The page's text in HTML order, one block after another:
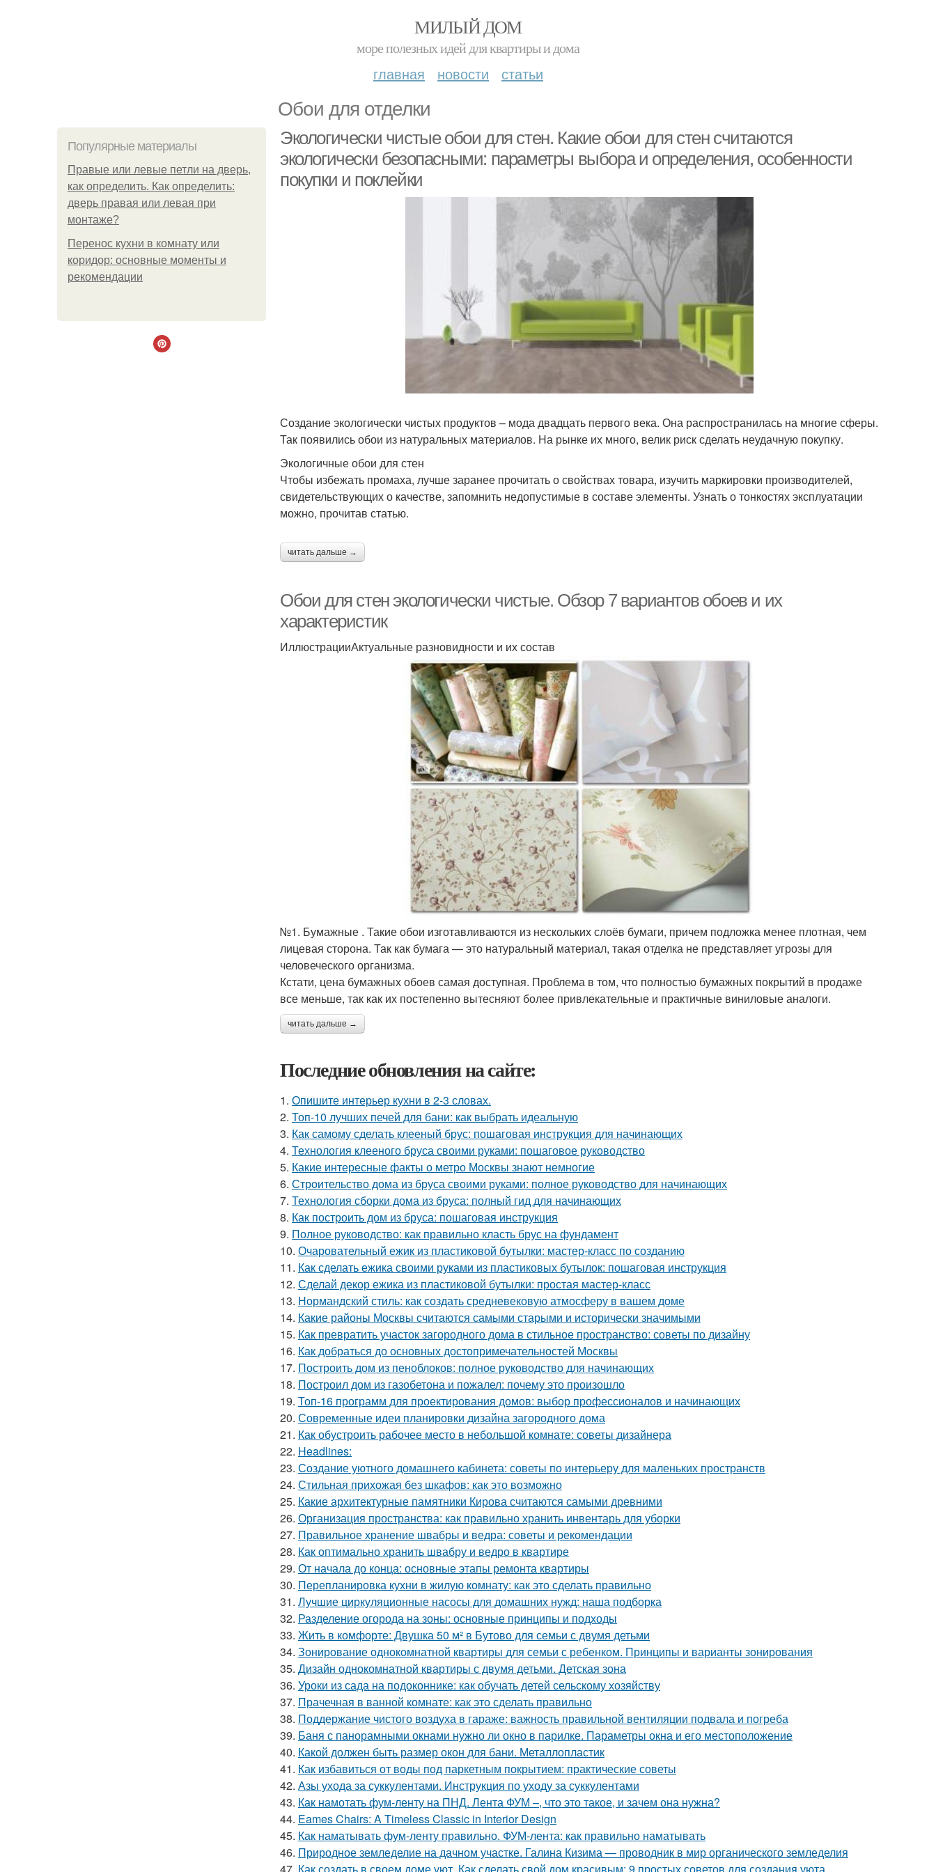
МИЛЫЙ ДОМ
море полезных идей для квартиры и дома
главная новости статьи
Обои для отделки
Популярные материалы
Правые или левые петли на дверь,
как определить. Как определить:
дверь правая или левая при
монтаже?
Перенос кухни в комнату или
коридор: основные моменты и
рекомендации
Экологически чистые обои для стен. Какие обои для стен считаются
экологически безопасными: параметры выбора и определения, особенности
покупки и поклейки
Создание экологически чистых продуктов – мода двадцать первого века. Она распространилась на многие сферы.
Так появились обои из натуральных материалов. На рынке их много, велик риск сделать неудачную покупку.
Экологичные обои для стен
Чтобы избежать промаха, лучше заранее прочитать о свойствах товара, изучить маркировки производителей,
свидетельствующих о качестве, запомнить недопустимые в составе элементы. Узнать о тонкостях эксплуатации
можно, прочитав статью.
читать дальше →
Обои для стен экологически чистые. Обзор 7 вариантов обоев и их
характеристик
ИллюстрацииАктуальные разновидности и их состав
№1. Бумажные . Такие обои изготавливаются из нескольких слоёв бумаги, причем подложка менее плотная, чем
лицевая сторона. Так как бумага — это натуральный материал, такая отделка не представляет угрозы для
человеческого организма.
Кстати, цена бумажных обоев самая доступная. Проблема в том, что полностью бумажных покрытий в продаже
все меньше, так как их постепенно вытесняют более привлекательные и практичные виниловые аналоги.
читать дальше →
Последние обновления на сайте:
1. Опишите интерьер кухни в 2-3 словах.
2. Топ-10 лучших печей для бани: как выбрать идеальную
3. Как самому сделать клееный брус: пошаговая инструкция для начинающих
4. Технология клееного бруса своими руками: пошаговое руководство
5. Какие интересные факты о метро Москвы знают немногие
6. Строительство дома из бруса своими руками: полное руководство для начинающих
7. Технология сборки дома из бруса: полный гид для начинающих
8. Как построить дом из бруса: пошаговая инструкция
9. Полное руководство: как правильно класть брус на фундамент
10. Очаровательный ежик из пластиковой бутылки: мастер-класс по созданию
11. Как сделать ежика своими руками из пластиковых бутылок: пошаговая инструкция
12. Сделай декор ежика из пластиковой бутылки: простая мастер-класс
13. Нормандский стиль: как создать средневековую атмосферу в вашем доме
14. Какие районы Москвы считаются самыми старыми и исторически значимыми
15. Как превратить участок загородного дома в стильное пространство: советы по дизайну
16. Как добраться до основных достопримечательностей Москвы
17. Построить дом из пеноблоков: полное руководство для начинающих
18. Построил дом из газобетона и пожалел: почему это произошло
19. Топ-16 программ для проектирования домов: выбор профессионалов и начинающих
20. Современные идеи планировки дизайна загородного дома
21. Как обустроить рабочее место в небольшой комнате: советы дизайнера
22. Headlines:
23. Создание уютного домашнего кабинета: советы по интерьеру для маленьких пространств
24. Стильная прихожая без шкафов: как это возможно
25. Какие архитектурные памятники Кирова считаются самыми древними
26. Организация пространства: как правильно хранить инвентарь для уборки
27. Правильное хранение швабры и ведра: советы и рекомендации
28. Как оптимально хранить швабру и ведро в квартире
29. От начала до конца: основные этапы ремонта квартиры
30. Перепланировка кухни в жилую комнату: как это сделать правильно
31. Лучшие циркуляционные насосы для домашних нужд: наша подборка
32. Разделение огорода на зоны: основные принципы и подходы
33. Жить в комфорте: Двушка 50 м² в Бутово для семьи с двумя детьми
34. Зонирование однокомнатной квартиры для семьи с ребенком. Принципы и варианты зонирования
35. Дизайн однокомнатной квартиры с двумя детьми. Детская зона
36. Уроки из сада на подоконнике: как обучать детей сельскому хозяйству
37. Прачечная в ванной комнате: как это сделать правильно
38. Поддержание чистого воздуха в гараже: важность правильной вентиляции подвала и погреба
39. Баня с панорамными окнами нужно ли окно в парилке. Параметры окна и его местоположение
40. Какой должен быть размер окон для бани. Металлопластик
41. Как избавиться от воды под паркетным покрытием: практические советы
42. Азы ухода за суккулентами. Инструкция по уходу за суккулентами
43. Как намотать фум-ленту на ПНД. Лента ФУМ –, что это такое, и зачем она нужна?
44. Eames Chairs: A Timeless Classic in Interior Design
45. Как наматывать фум-ленту правильно. ФУМ-лента: как правильно наматывать
46. Природное земледелие на дачном участке. Галина Кизима — проводник в мир органического земледелия